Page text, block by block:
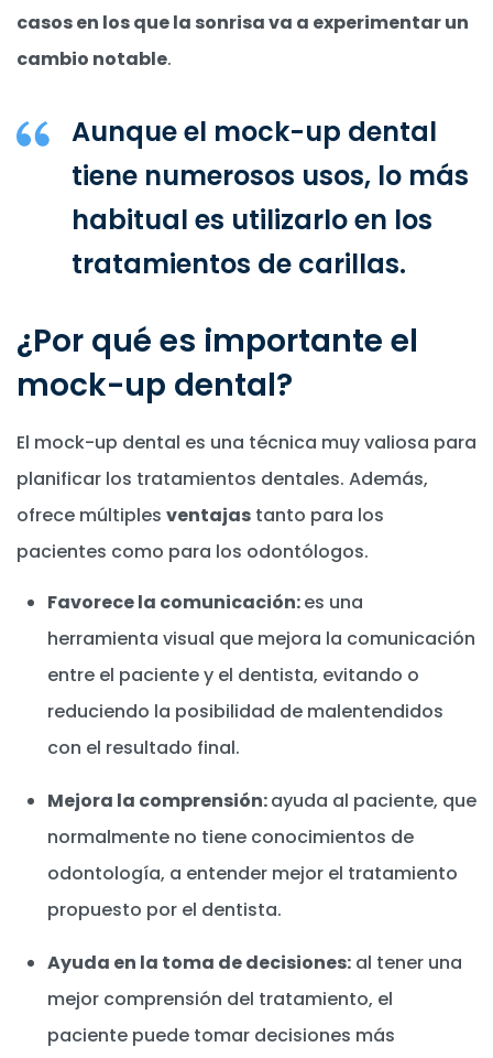
casos en los que la sonrisa va a experimentar un
cambio notable.
Aunque el mock-up dental
tiene numerosos usos, lo más
habitual es utilizarlo en los
tratamientos de carillas.
¿Por qué es importante el
mock-up dental?
El mock-up dental es una técnica muy valiosa para
planificar los tratamientos dentales. Además,
ofrece múltiples ventajas tanto para los
pacientes como para los odontólogos.
Favorece la comunicación:es una
herramienta visual que mejora la comunicación
entre el paciente y el dentista, evitando o
reduciendo la posibilidad de malentendidos
con el resultado final.
Mejora la comprensión:ayuda al paciente, que
normalmente no tiene conocimientos de
odontología, a entender mejor el tratamiento
propuesto por el dentista.
Ayuda en la toma de decisiones: al tener una
mejor comprensión del tratamiento, el
paciente puede tomar decisiones más